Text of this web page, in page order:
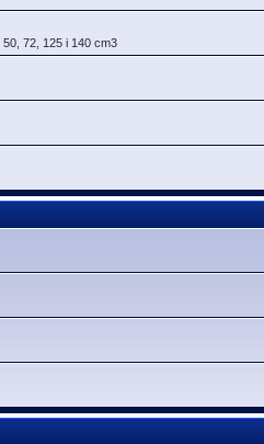
72, 125 i 140 cm3